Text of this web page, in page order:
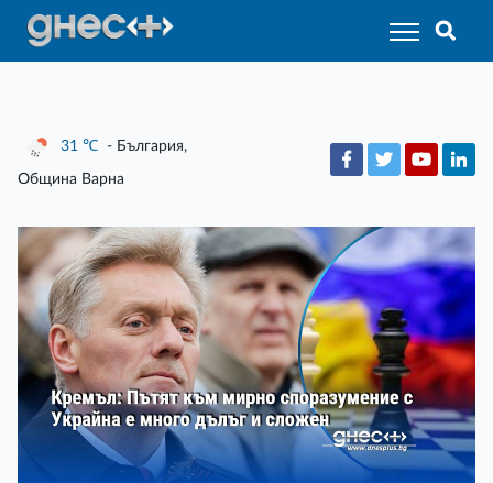
31 ℃ - България,
Община Варна